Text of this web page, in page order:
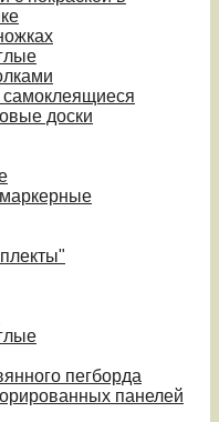
доски
пегборда
панелей